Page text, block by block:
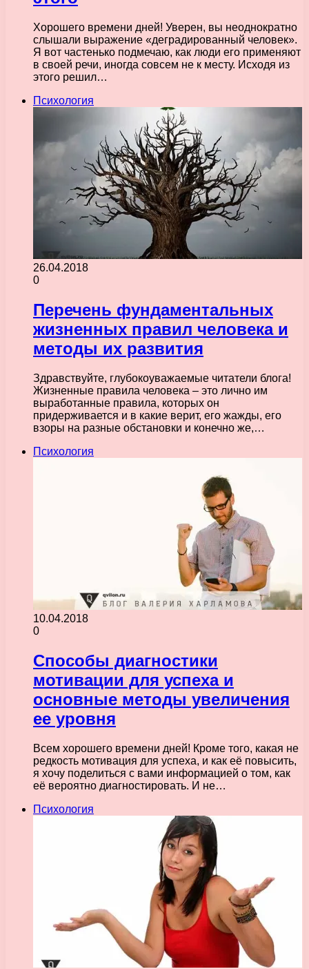
Хорошего времени дней! Уверен, вы неоднократно
слышали выражение «деградированный человек».
Я вот частенько подмечаю, как люди его применяют
в своей речи, иногда совсем не к месту. Исходя из
этого решил…
Психология
26.04.2018
0
Перечень фундаментальных
жизненных правил человека и
методы их развития
Здравствуйте, глубокоуважаемые читатели блога!
Жизненные правила человека – это лично им
выработанные правила, которых он
придерживается и в какие верит, его жажды, его
взоры на разные обстановки и конечно же,…
Психология
10.04.2018
0
Способы диагностики
мотивации для успеха и
основные методы увеличения
ее уровня
Всем хорошего времени дней! Кроме того, какая не
редкость мотивация для успеха, и как её повысить,
я хочу поделиться с вами информацией о том, как
её вероятно диагностировать. И не…
Психология